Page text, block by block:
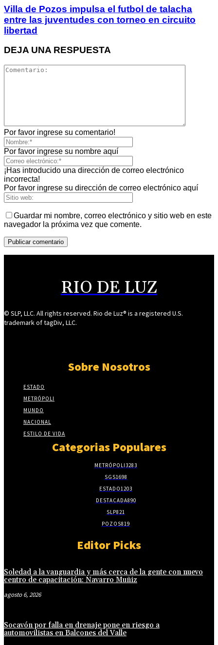
Villa de Pozos impulsa el futbol de talacha
entre las juventudes con torneo en circuito
libertad
DEJA UNA RESPUESTA
Por favor ingrese su comentario!
Por favor ingrese su nombre aquí
¡Has introducido una dirección de correo electrónico
incorrecta!
Por favor ingrese su dirección de correo electrónico aquí
Guardar mi nombre, correo electrónico y sitio web en este
navegador la próxima vez que comente.
RIO DE LUZ
© SLP, LLC. All rights reserved. Rio de Luz® is a registered U.S.
trademark of tagDiv, LLC.
Sobre Nosotros
ESTADO
METRÓPOLI
MUNDO
NACIONAL
ESTILO DE VIDA
Categorias Populares
METRÓPOLI3283
SGS1698
ESTADO1203
DESTACADA890
SLP821
POZOS819
Editor Picks
Soledad a la vanguardia y más cerca de la gente con nuevo
centro de capacitación: Navarro Muñiz
agosto 6, 2026
Socavón por falla en drenaje pone en riesgo a
automovilistas en Balcones del Valle